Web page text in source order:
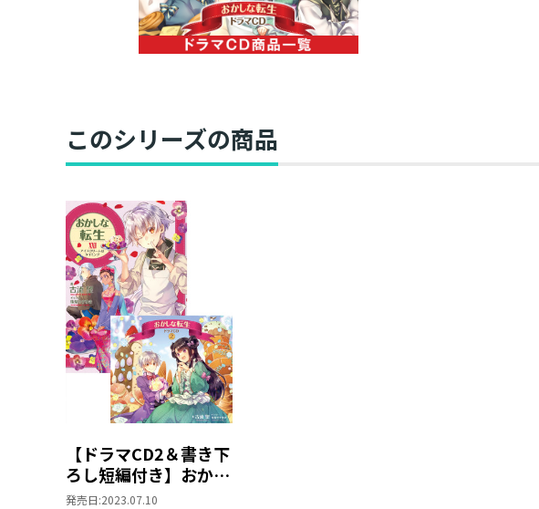
このシリーズの商品
【ドラマCD2＆書き下
ろし短編付き】おかし
な転生24 アイスク
発売日:2023.07.10